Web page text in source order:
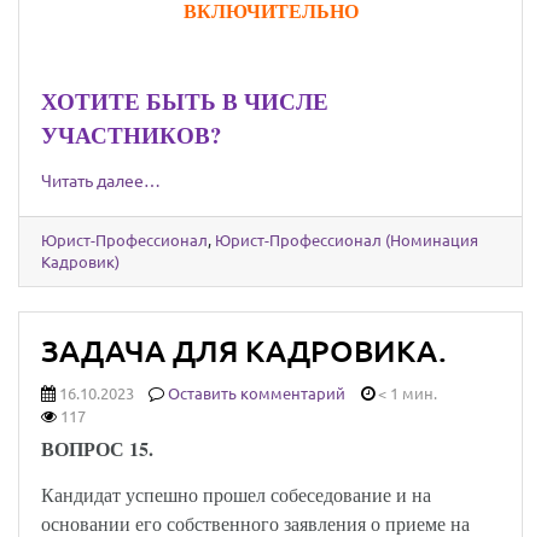
ВКЛЮЧИТЕЛЬНО
ХОТИТЕ БЫТЬ В ЧИСЛЕ
УЧАСТНИКОВ?
Читать далее…
Юрист-Профессионал, Юрист-Профессионал (Номинация
Кадровик)
ЗАДАЧА ДЛЯ КАДРОВИКА.
16.10.2023 Оставить комментарий
< 1 мин.
117
ВОПРОС 15.
Кандидат успешно прошел собеседование и на
основании его собственного заявления о приеме на